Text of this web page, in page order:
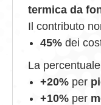
termica da
Il contributo
45% dei
La
+20% per
+10% per